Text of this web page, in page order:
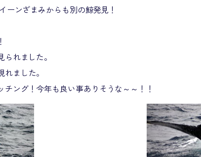
ーンざまみからも別の鯨発見！
れました。
ました。
ング！今年も良い事ありそうな～～！！